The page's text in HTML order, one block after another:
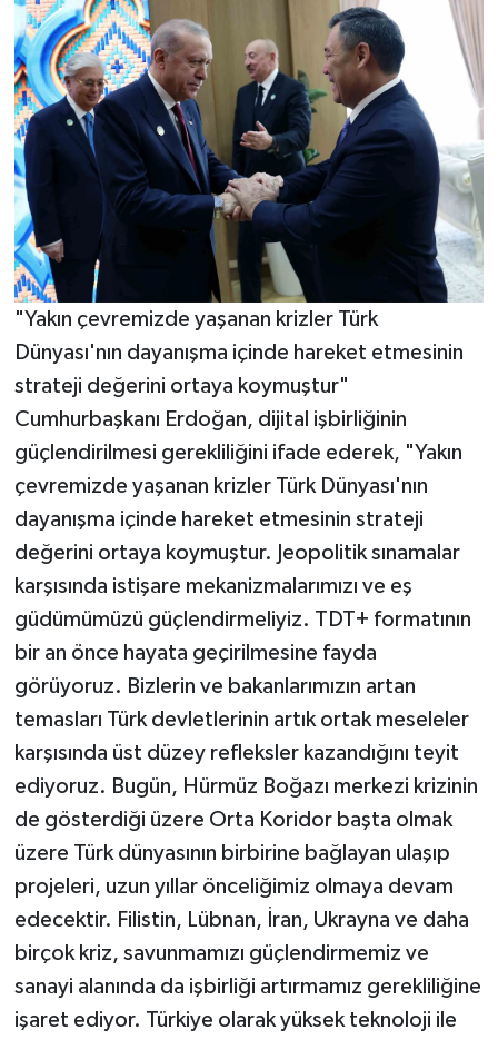
"Yakın çevremizde yaşanan krizler Türk
Dünyası'nın dayanışma içinde hareket etmesinin
strateji değerini ortaya koymuştur"
Cumhurbaşkanı Erdoğan, dijital işbirliğinin
güçlendirilmesi gerekliliğini ifade ederek, "Yakın
çevremizde yaşanan krizler Türk Dünyası'nın
dayanışma içinde hareket etmesinin strateji
değerini ortaya koymuştur. Jeopolitik sınamalar
karşısında istişare mekanizmalarımızı ve eş
güdümümüzü güçlendirmeliyiz. TDT+ formatının
bir an önce hayata geçirilmesine fayda
görüyoruz. Bizlerin ve bakanlarımızın artan
temasları Türk devletlerinin artık ortak meseleler
karşısında üst düzey refleksler kazandığını teyit
ediyoruz. Bugün, Hürmüz Boğazı merkezi krizinin
de gösterdiği üzere Orta Koridor başta olmak
üzere Türk dünyasının birbirine bağlayan ulaşıp
projeleri, uzun yıllar önceliğimiz olmaya devam
edecektir. Filistin, Lübnan, İran, Ukrayna ve daha
birçok kriz, savunmamızı güçlendirmemiz ve
sanayi alanında da işbirliği artırmamız gerekliliğine
işaret ediyor. Türkiye olarak yüksek teknoloji ile